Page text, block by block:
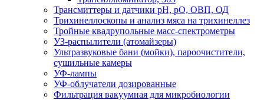
Трансмиттеры и датчики рН, рО, ОВП, ОД
Трихинеллоскопы и анализ мяса на трихинеллез
Тройные квадрупольные масс-спектрометры
УЗ-распылители (атомайзеры)
Ультразвуковые бани (мойки), пароочистители,
сушильные камеры
УФ-лампы
УФ-облучатели дозированные
Фильтрация вакуумная для микробиологии